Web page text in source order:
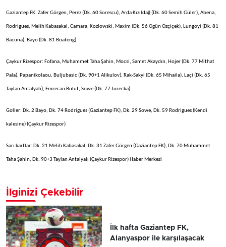
Gaziantep FK: Zafer Görgen, Perez (Dk. 60 Sorescu), Arda Kızıldağ (Dk. 60 Semih Güler), Abena,
Rodrigues, Melih Kabasakal, Camara, Kozlowski, Maxim (Dk. 56 Ogün Özçiçek), Lungoyi (Dk. 81
Bacuna), Bayo (Dk. 81 Boateng)
Çaykur Rizespor: Fofana, Muhammet Taha Şahin, Mocsi, Samet Akaydın, Hojer (Dk. 77 Mithat
Pala), Papanikolaou, Buljubasic (Dk. 90+1 Alikulov), Rak-Sakyi (Dk. 65 Mihaila), Laçi (Dk. 65
Taylan Antalyalı), Emrecan Bulut, Sowe (Dk. 77 Jurecka)
Goller: Dk. 2 Bayo, Dk. 74 Rodrigues (Gaziantep FK), Dk. 29 Sowe, Dk. 59 Rodrigues (Kendi
kalesine) (Çaykur Rizespor)
Sarı kartlar: Dk. 21 Melih Kabasakal, Dk. 31 Zafer Görgen (Gaziantep FK), Dk. 70 Muhammet
Taha Şahin, Dk. 90+3 Taylan Antalyalı (Çaykur Rizespor) Haber Merkezi
İlginizi Çekebilir
İlk hafta Gaziantep FK,
Alanyaspor ile karşılaşacak